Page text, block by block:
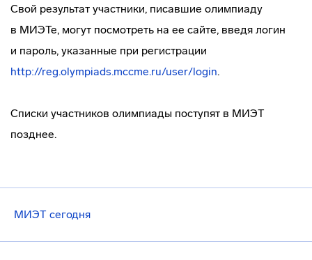
Свой результат участники, писавшие олимпиаду
в МИЭТе, могут посмотреть на ее сайте, введя логин
и пароль, указанные при регистрации
http://reg.olympiads.mccme.ru/user/login.
Списки участников олимпиады поступят в МИЭТ
позднее.
МИЭТ сегодня